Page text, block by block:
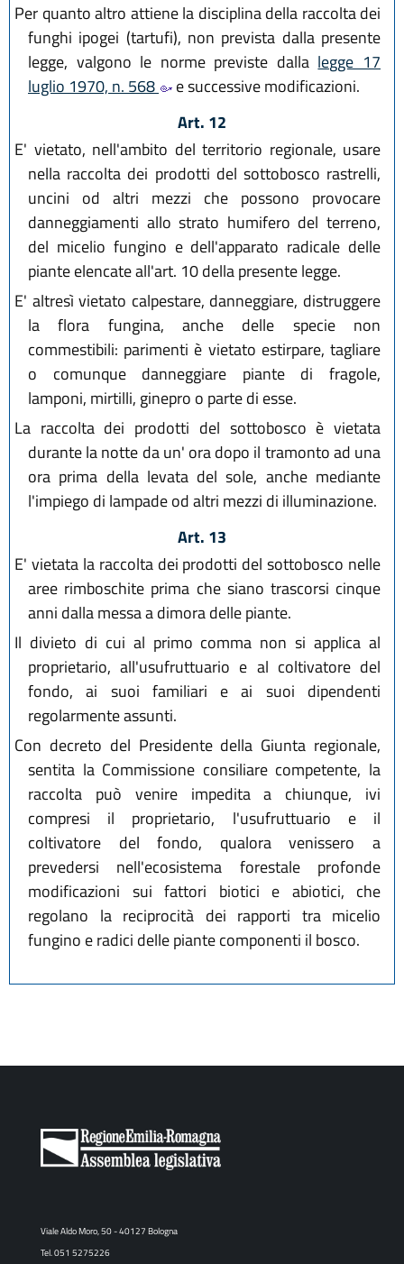
Per quanto altro attiene la disciplina della raccolta dei
funghi ipogei (tartufi), non prevista dalla presente
legge, valgono le norme previste dalla legge 17
luglio 1970, n. 568
e successive modificazioni.
Art. 12
E' vietato, nell'ambito del territorio regionale, usare
nella raccolta dei prodotti del sottobosco rastrelli,
uncini od altri mezzi che possono provocare
danneggiamenti allo strato humifero del terreno,
del micelio fungino e dell'apparato radicale delle
piante elencate all'art. 10 della presente legge.
E' altresì vietato calpestare, danneggiare, distruggere
la flora fungina, anche delle specie non
commestibili: parimenti è vietato estirpare, tagliare
o comunque danneggiare piante di fragole,
lamponi, mirtilli, ginepro o parte di esse.
La raccolta dei prodotti del sottobosco è vietata
durante la notte da un' ora dopo il tramonto ad una
ora prima della levata del sole, anche mediante
l'impiego di lampade od altri mezzi di illuminazione.
Art. 13
E' vietata la raccolta dei prodotti del sottobosco nelle
aree rimboschite prima che siano trascorsi cinque
anni dalla messa a dimora delle piante.
Il divieto di cui al primo comma non si applica al
proprietario, all'usufruttuario e al coltivatore del
fondo, ai suoi familiari e ai suoi dipendenti
regolarmente assunti.
Con decreto del Presidente della Giunta regionale,
sentita la Commissione consiliare competente, la
raccolta può venire impedita a chiunque, ivi
compresi il proprietario, l'usufruttuario e il
coltivatore del fondo, qualora venissero a
prevedersi nell'ecosistema forestale profonde
modificazioni sui fattori biotici e abiotici, che
regolano la reciprocità dei rapporti tra micelio
fungino e radici delle piante componenti il bosco.
Viale Aldo Moro, 50 - 40127 Bologna
Tel. 051 5275226